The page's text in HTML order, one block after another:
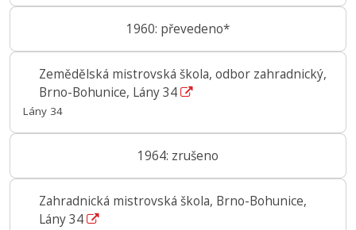
1960: převedeno*
Zemědělská mistrovská škola, odbor zahradnický,
Brno-Bohunice, Lány 34
Lány 34
1964: zrušeno
Zahradnická mistrovská škola, Brno-Bohunice,
Lány 34